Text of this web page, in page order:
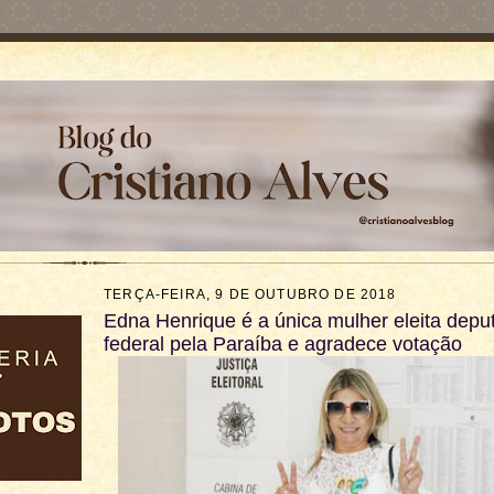
TERÇA-FEIRA, 9 DE OUTUBRO DE 2018
Edna Henrique é a única mulher eleita
federal pela Paraíba e agradece votação